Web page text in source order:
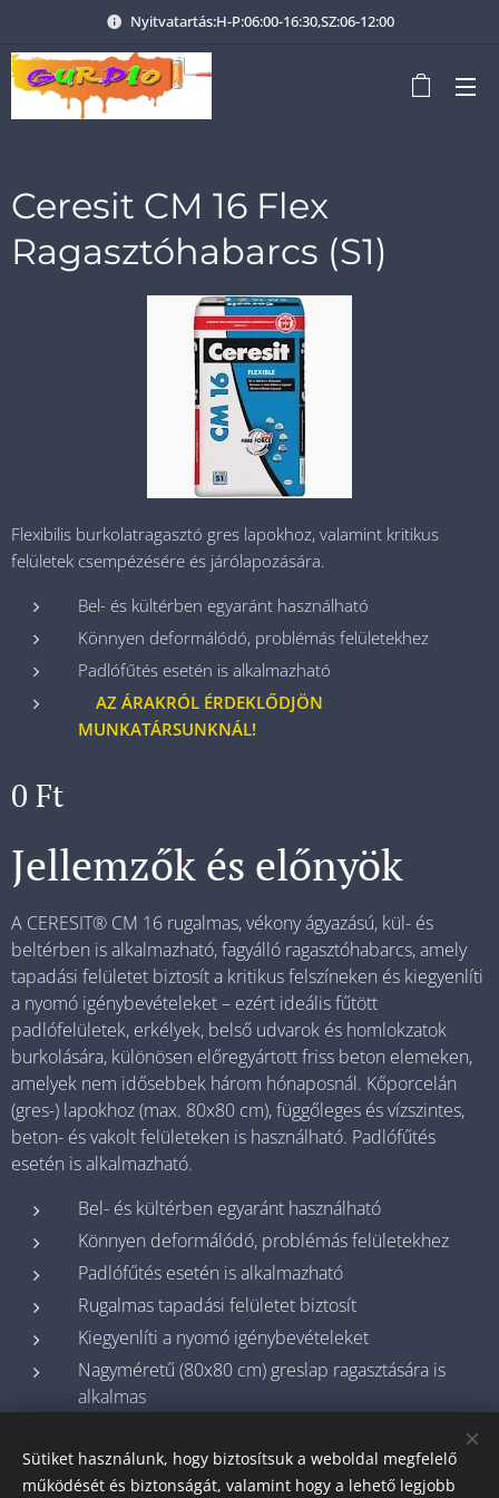
Nyitvatartás:H-P:06:00-16:30,SZ:06-12:00
Ceresit CM 16 Flex
Ragasztóhabarcs (S1)
Flexibilis burkolatragasztó gres lapokhoz, valamint kritikus
felületek csempézésére és járólapozására.
Bel- és kültérben egyaránt használható
Könnyen deformálódó, problémás felületekhez
Padlófűtés esetén is alkalmazható
AZ ÁRAKRÓL ÉRDEKLŐDJÖN
MUNKATÁRSUNKNÁL!
0 Ft
Jellemzők és előnyök
A CERESIT® CM 16 rugalmas, vékony ágyazású, kül- és
beltérben is alkalmazható, fagyálló ragasztóhabarcs, amely
tapadási felületet biztosít a kritikus felszíneken és kiegyenlíti
a nyomó igénybevételeket – ezért ideális fűtött
padlófelületek, erkélyek, belső udvarok és homlokzatok
burkolására, különösen előregyártott friss beton elemeken,
amelyek nem idősebbek három hónaposnál. Kőporcelán
(gres-) lapokhoz (max. 80x80 cm), függőleges és vízszintes,
beton- és vakolt felületeken is használható. Padlófűtés
esetén is alkalmazható.
Bel- és kültérben egyaránt használható
Könnyen deformálódó, problémás felületekhez
Padlófűtés esetén is alkalmazható
Rugalmas tapadási felületet biztosít
Kiegyenlíti a nyomó igénybevételeket
Nagyméretű (80x80 cm) greslap ragasztására is
alkalmas
Sütiket használunk, hogy biztosítsuk a weboldal megfelelő
működését és biztonságát, valamint hogy a lehető legjobb